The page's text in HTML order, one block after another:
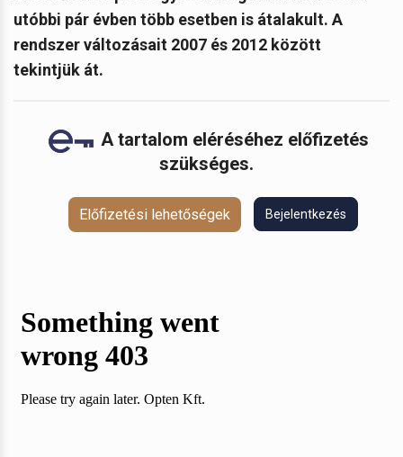
utóbbi pár évben több esetben is átalakult. A
rendszer változásait 2007 és 2012 között
tekintjük át.
A tartalom eléréséhez előfizetés
szükséges.
Előfizetési lehetőségek Bejelentkezés